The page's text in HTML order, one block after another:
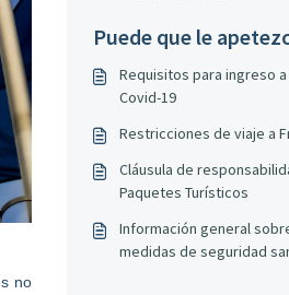
no
Puede que le
Requisitos para ingreso
Covid-19
Restricciones de viaje a
Cláusula de
Paquetes Turísticos
Información general
medidas de seguridad